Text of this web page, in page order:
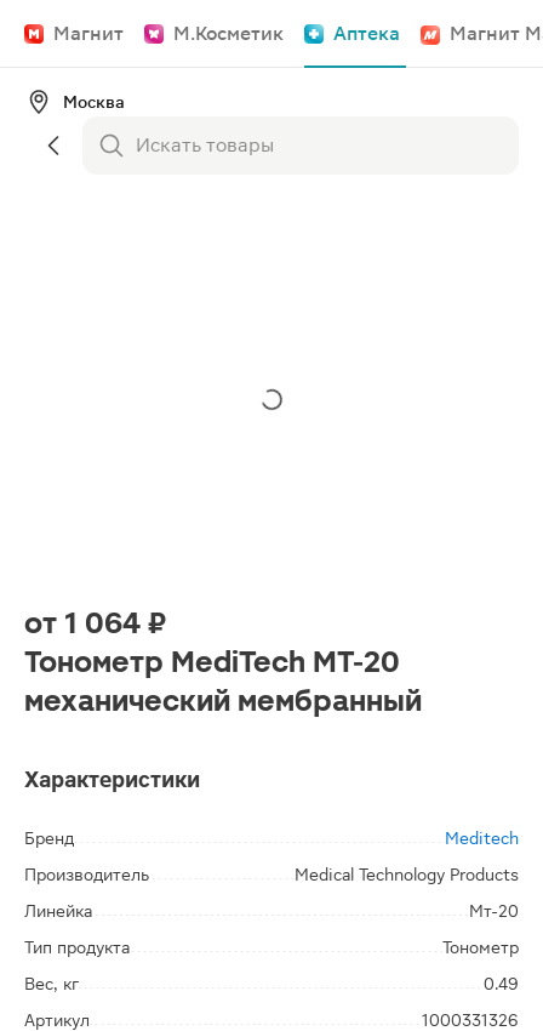
Магнит М.Косметик Аптека Магнит
Москва
от 1 064 ₽
Тонометр MediTech МТ-20
механический мембранный
Характеристики
Бренд
Meditech
Производитель
Medical Technology Products
Линейка
Мт-20
Тип продукта
Тонометр
Вес, кг
0.49
Артикул
1000331326